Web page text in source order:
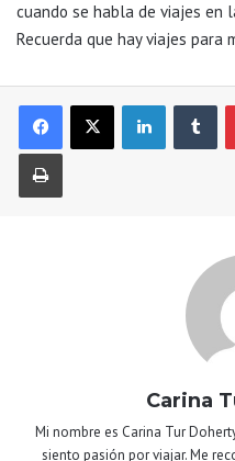
cuando se habla de viajes en
Recuerda que hay viajes para
LinkedIn
Imprimir
Carina
Mi nombre es Carina Tur
siento pasión por viajar. Me